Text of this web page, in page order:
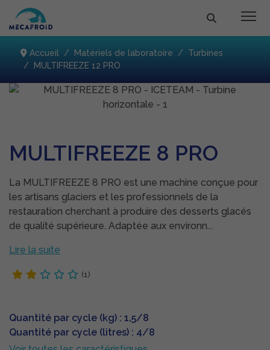
Accueil Matériels de laboratoire
Turbines
MULTIFREEZE 12 PRO
MULTIFREEZE 8 PRO
La MULTIFREEZE 8 PRO est une machine conçue pour
les artisans glaciers et les professionnels de la
restauration cherchant à produire des desserts glacés
de qualité supérieure. Adaptée aux environn...
Lire la suite
(1)
Quantité par cycle (kg) : 1,5/8
Quantité par cycle (litres) : 4/8